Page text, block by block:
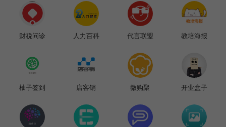
财税问诊 人力百科 代言联盟 教培海报
柚子签到 店客销 微购聚 开业盒子